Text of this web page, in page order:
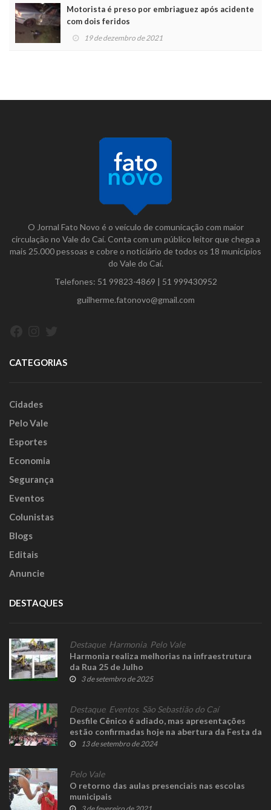
Motorista é preso por embriaguez após acidente
com dois feridos
19 de dezembro de 2021
O Jornal Fato Novo é o veículo de comunicação com maior
circulação no Vale do Caí. Conta com um público leitor que chega a
mais 25.000 pessoas e cobre o noticiário de todos os 18 municípios
do Vale do Caí.
Telefones: 51 99823-4869 | 51 999430952
guilherme.fatonovo@gmail.com
CATEGORIAS
Cidades
Pelo Vale
Esportes
Economia
Segurança
Eventos
Colunistas
Blogs
Editais
Anuncie
DESTAQUES
Destaque, Harmonia, Pelo Vale
Harmonia realiza melhorias na infraestrutura
da Rua 25 de Julho
3 de setembro de 2025
Destaque, Eventos, São Sebastião do Caí
Desfile Cênico é adiado, mas apresentações
estão confirmadas hoje na abertura da Festa da
Bergamota
13 de setembro de 2024
Pelo Vale
O retorno das aulas presenciais nas escolas
municipais